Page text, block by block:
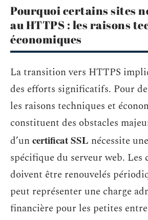
Pourquoi certains sites
au HTTPS : les raisons
économiques
La transition vers HTTPS
des efforts significatifs. Pour
les raisons techniques et
constituent des obstacles
d’uncertificat SSL nécessite
spécifique du serveur web. Les
doivent être renouvelés
peut représenter une charge
financière pour les petites